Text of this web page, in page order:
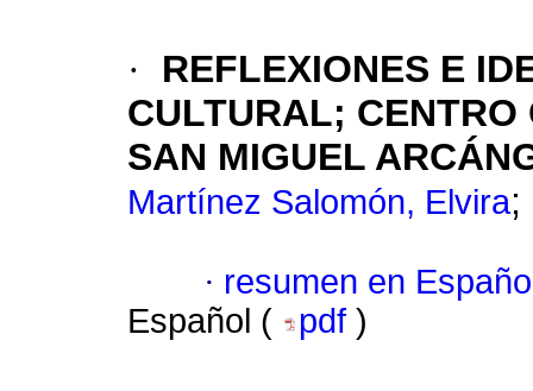
·
REFLEXIONES E
CULTURAL; CENTRO
SAN MIGUEL
Martínez Salomón, Elvira;
· resumen en
Español (
pdf )